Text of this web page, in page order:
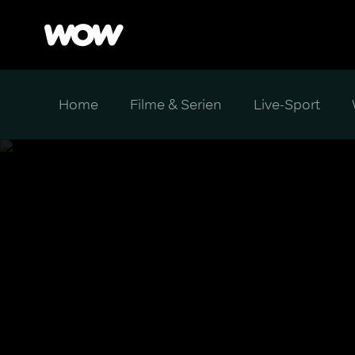
Home Filme & Serien Live-Sport